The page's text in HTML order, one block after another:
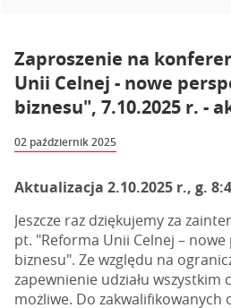
Zaproszenie na
Unii Celnej - nowe
biznesu", 7.10.2025 r. -
02 październik 2025
Aktualizacja 2.10.2025 r., g.
Jeszcze raz dziękujemy za
pt. "Reforma Unii Celnej –
biznesu". Ze względu na
zapewnienie udziału wszystkim
możliwe. Do zakwalifikowanych